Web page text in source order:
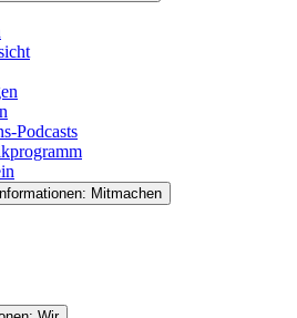
Podcasts
Mitmachen